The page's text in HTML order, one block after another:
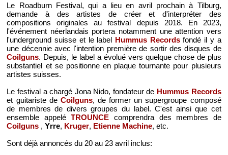
Le Roadburn Festival, qui a lieu en avril prochain à Tilburg,
demande à des artistes de créer et d'interpréter des
compositions originales au festival depuis 2018. En 2023,
l'événement néerlandais portera notamment une attention vers
l'underground suisse et le label Hummus Recordsfondé il y a
une décennie avec l'intention première de sortir des disques de
Coilguns. Depuis, le label a évolué vers quelque chose de plus
substantiel et se positionne en plaque tournante pour plusieurs
artistes suisses.
Le festival a chargé Jona Nido, fondateur de Hummus Records
et guitariste de Coilguns, de former un supergroupe composé
de membres de divers groupes du label. C'est ainsi que cet
ensemble appeléTROUNCE comprendra des membres de
Coilguns ,Yrre, Kruger, Etienne Machine, etc.
Sont déjà annoncés du 20 au 23 avril inclus: